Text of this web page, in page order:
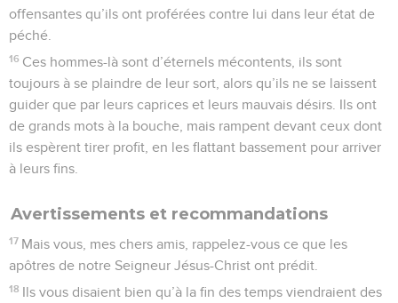
offensantes qu’ils ont proférées contre lui dans leur état de
péché.
16 Ces hommes-là sont d’éternels mécontents, ils sont
toujours à se plaindre de leur sort, alors qu’ils ne se laissent
guider que par leurs caprices et leurs mauvais désirs. Ils ont
de grands mots à la bouche, mais rampent devant ceux dont
ils espèrent tirer profit, en les flattant bassement pour arriver
à leurs fins.
Avertissements et recommandations
17 Mais vous, mes chers amis, rappelez-vous ce que les
apôtres de notre Seigneur Jésus-Christ ont prédit.
18 Ils vous disaient bien qu’à la fin des temps viendraient des